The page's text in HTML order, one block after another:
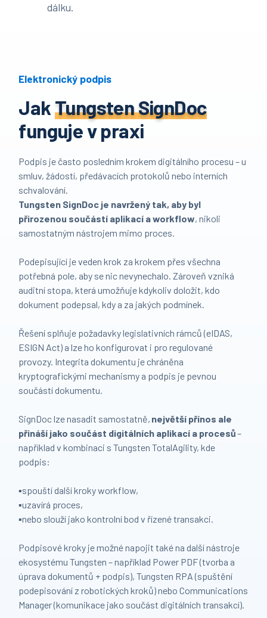
dálku.
Elektronický podpis
JakTungsten SignDoc
funguje v praxi
Podpis je často posledním krokem digitálního procesu – u
smluv, žádostí, předávacích protokolů nebo interních
schvalování.
Tungsten SignDoc je navržený tak, aby byl
přirozenou součástí aplikací a workflow, nikoli
samostatným nástrojem mimo proces.
Podepisující je veden krok za krokem přes všechna
potřebná pole, aby se nic nevynechalo. Zároveň vzniká
auditní stopa, která umožňuje kdykoliv doložit, kdo
dokument podepsal, kdy a za jakých podmínek.
Řešení splňuje požadavky legislativních rámců (eIDAS,
ESIGN Act) a lze ho konfigurovat i pro regulované
provozy. Integrita dokumentu je chráněna
kryptografickými mechanismy a podpis je pevnou
součástí dokumentu.
SignDoc lze nasadit samostatně, největší přínos ale
přináší jako součást digitálních aplikací a procesů–
například v kombinaci s Tungsten TotalAgility, kde
podpis:
▪️spouští další kroky workflow,
▪️uzavírá proces,
▪️nebo slouží jako kontrolní bod v řízené transakci.
Podpisové kroky je možné napojit také na další nástroje
ekosystému Tungsten – například Power PDF (tvorba a
úprava dokumentů + podpis), Tungsten RPA (spuštění
podepisování z robotických kroků) nebo Communications
Manager (komunikace jako součást digitálních transakcí).